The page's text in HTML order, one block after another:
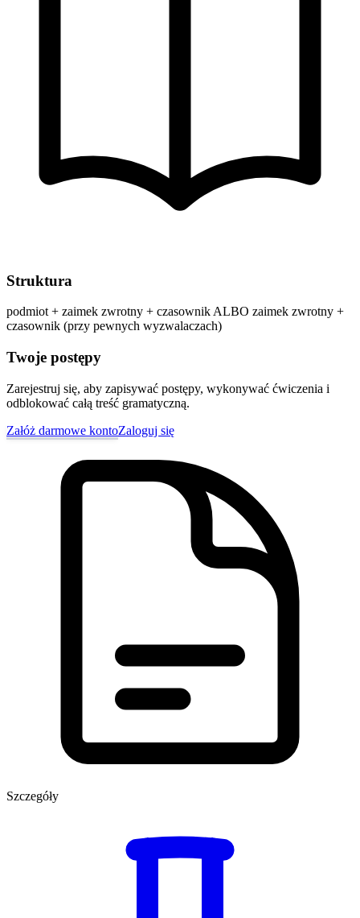
Struktura
podmiot + zaimek zwrotny + czasownik ALBO zaimek zwrotny +
czasownik (przy pewnych wyzwalaczach)
Twoje postępy
Zarejestruj się, aby zapisywać postępy, wykonywać ćwiczenia i
odblokować całą treść gramatyczną.
Załóż darmowe kontoZaloguj się
Szczegóły